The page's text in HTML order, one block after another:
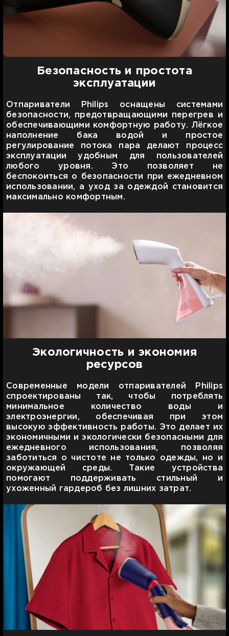
Безопасность и простота
эксплуатации
Отпариватели Philips оснащены системами
безопасности, предотвращающими перегрев и
обеспечивающими комфортную работу. Лёгкое
наполнение бака водой и простое
регулирование потока пара делают процесс
эксплуатации удобным для пользователей
любого уровня. Это позволяет не
беспокоиться о безопасности при ежедневном
использовании, а уход за одеждой становится
максимально комфортным.
Экологичность и экономия
ресурсов
Современные модели отпаривателей Philips
спроектированы так, чтобы потреблять
минимальное количество воды и
электроэнергии, обеспечивая при этом
высокую эффективность работы. Это делает их
экономичными и экологически безопасными для
ежедневного использования, позволяя
заботиться о чистоте не только одежды, но и
окружающей среды. Такие устройства
помогают поддерживать стильный и
ухоженный гардероб без лишних затрат.